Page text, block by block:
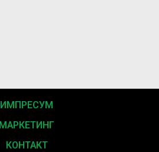
ИМПРЕСУМ
МАРКЕТИНГ
КОНТАКТ